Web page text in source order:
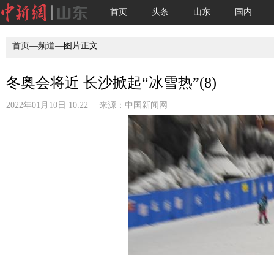
首页 头条 山东 国内
首页—频道—图片正文
冬奥会将近 长沙掀起“冰雪热”(8)
2022年01月10日 10:22 来源： 中国新闻网